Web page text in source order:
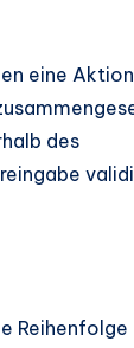
eine
des
Reihenfolge